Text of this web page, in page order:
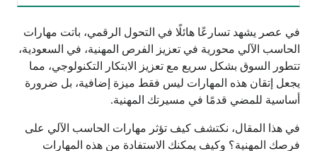
في عصر يشهد تسارعًا هائلًا في التحول الرقمي، باتت مهارات
الحاسب الآلي محورية في تعزيز الفرص المهنية، في السعودية،
تتطور السوق بشكل سريع مع تعزيز الابتكار التكنولوجي، مما
يجعل إتقان هذه المهارات ليس فقط ميزة إضافية، بل ضرورة
أساسية للمضي قدمًا في مسيرتك المهنية.
في هذا المقال، نكتشف كيف تؤثر مهارات الحاسب الآلي على
فرصك المهنية؟ وكيف يمكنك الاستفادة من هذه المهارات